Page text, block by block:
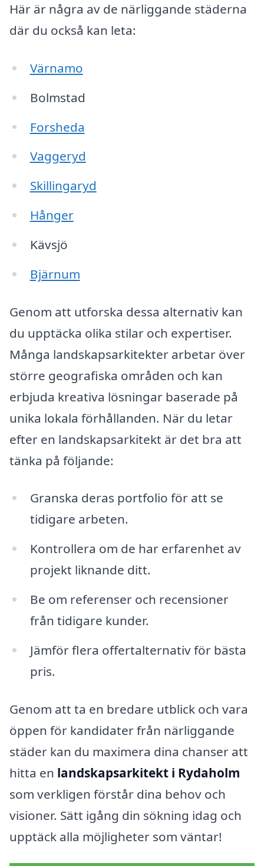
Här är några av de närliggande städerna
där du också kan leta:
Värnamo
Bolmstad
Forsheda
Vaggeryd
Skillingaryd
Hånger
Kävsjö
Bjärnum
Genom att utforska dessa alternativ kan
du upptäcka olika stilar och expertiser.
Många landskapsarkitekter arbetar över
större geografiska områden och kan
erbjuda kreativa lösningar baserade på
unika lokala förhållanden. När du letar
efter en landskapsarkitekt är det bra att
tänka på följande:
Granska deras portfolio för att se
tidigare arbeten.
Kontrollera om de har erfarenhet av
projekt liknande ditt.
Be om referenser och recensioner
från tidigare kunder.
Jämför flera offertalternativ för bästa
pris.
Genom att ta en bredare utblick och vara
öppen för kandidater från närliggande
städer kan du maximera dina chanser att
hitta en landskapsarkitekt i Rydaholm
som verkligen förstår dina behov och
visioner. Sätt igång din sökning idag och
upptäck alla möjligheter som väntar!